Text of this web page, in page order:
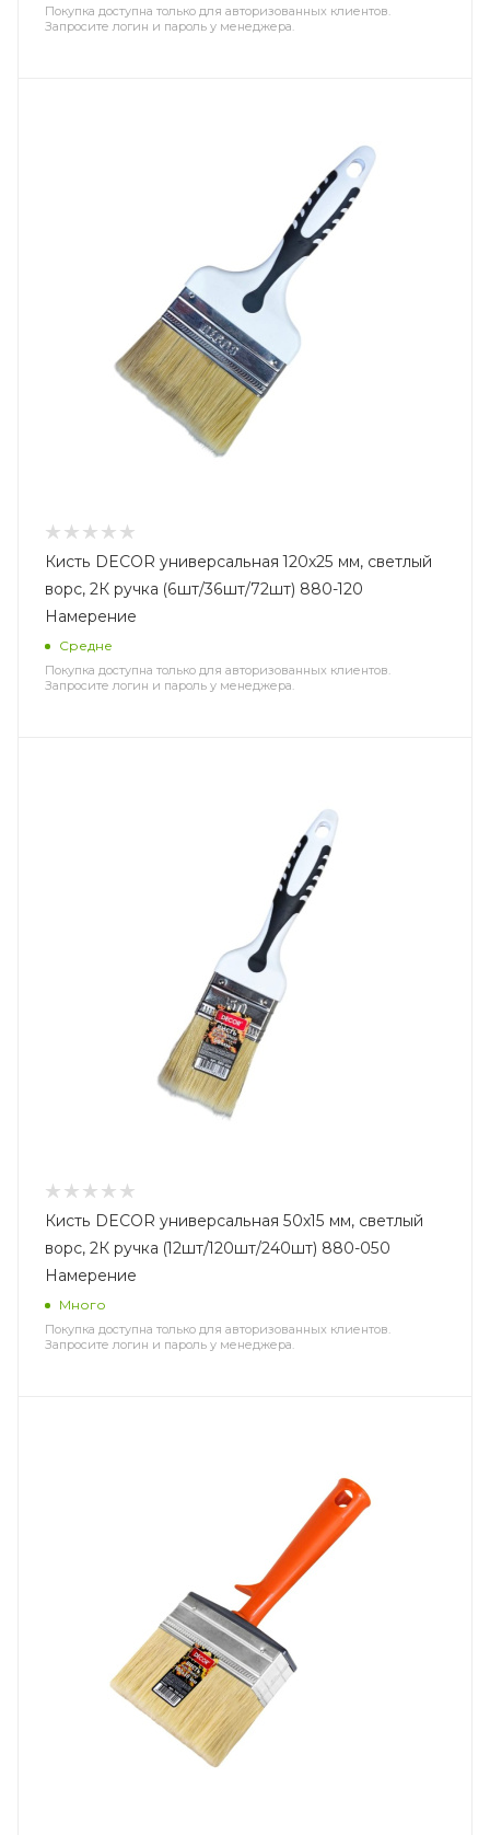
Покупка доступна только для авторизованных клиентов.
Запросите логин и пароль у менеджера.
Кисть DECOR универсальная 120х25 мм, светлый
ворс, 2К ручка (6шт/36шт/72шт) 880-120
Намерение
Средне
Покупка доступна только для авторизованных клиентов.
Запросите логин и пароль у менеджера.
Кисть DECOR универсальная 50х15 мм, светлый
ворс, 2К ручка (12шт/120шт/240шт) 880-050
Намерение
Много
Покупка доступна только для авторизованных клиентов.
Запросите логин и пароль у менеджера.